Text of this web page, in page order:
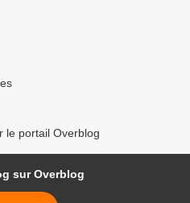
le portail Overblog
sur Overblog